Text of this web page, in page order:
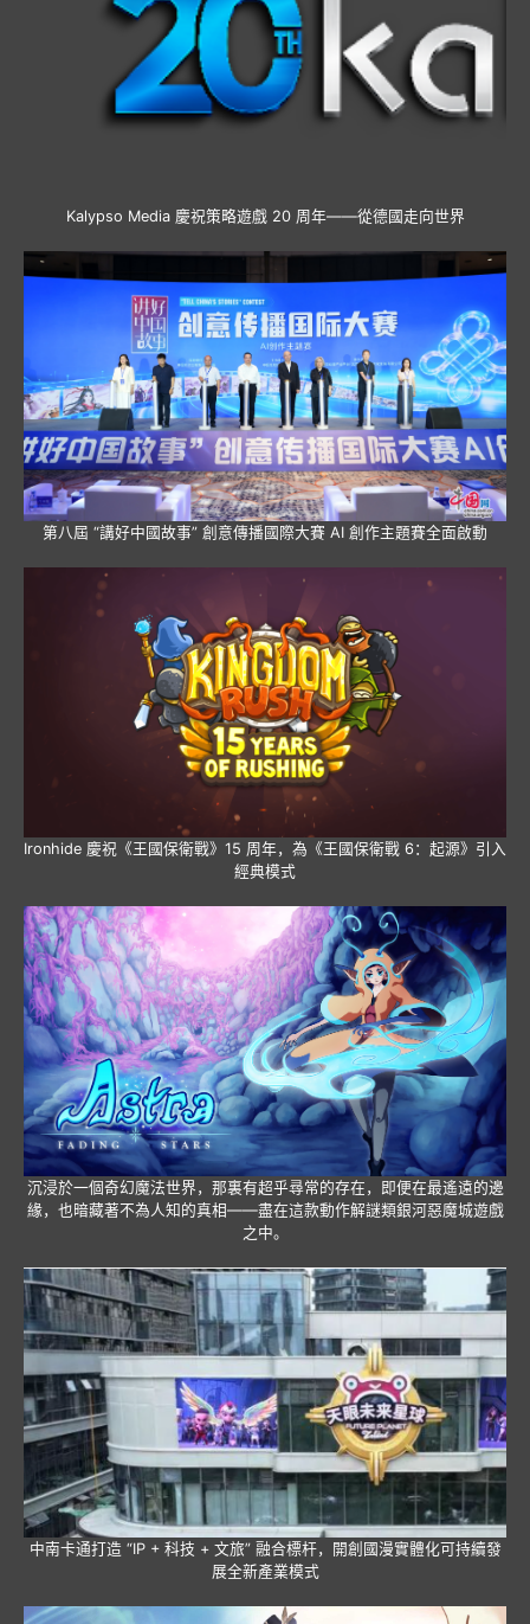
Kalypso Media 慶祝策略遊戲 20 周年——從德國走向世界
第八屆 “講好中國故事” 創意傳播國際大賽 AI 創作主題賽全面啟動
Ironhide 慶祝《王國保衛戰》15 周年，為《王國保衛戰 6：起源》引入
經典模式
沉浸於一個奇幻魔法世界，那裏有超乎尋常的存在，即便在最遙遠的邊
緣，也暗藏著不為人知的真相——盡在這款動作解謎類銀河惡魔城遊戲
之中。
中南卡通打造 “IP + 科技 + 文旅” 融合標杆，開創國漫實體化可持續發
展全新產業模式